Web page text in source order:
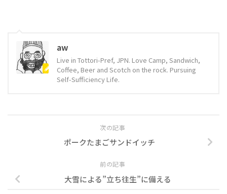
aw
Live in Tottori-Pref, JPN. Love Camp, Sandwich,
Coffee, Beer and Scotch on the rock. Pursuing
Self-Sufficiency Life.
次の記事
ポークたまごサンドイッチ
前の記事
大雪による”立ち往生”に備える